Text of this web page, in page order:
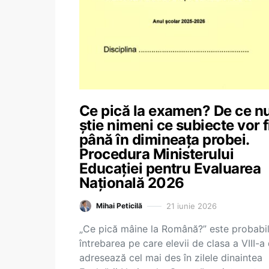
Ce pică la examen? De ce
știe nimeni ce subiecte vor
până în dimineața probei.
Procedura Ministerului
Educației pentru Evaluarea
Națională 2026
Mihai Peticilă 21 iunie 2026
„Ce pică mâine la Română?” este probabil
întrebarea pe care elevii de clasa a VIII-a
adresează cel mai des în zilele dinaintea